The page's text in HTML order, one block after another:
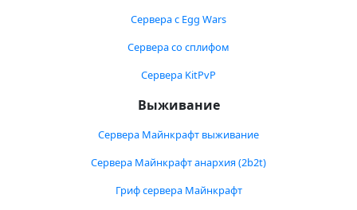
Сервера с Egg Wars
Сервера со сплифом
Сервера KitPvP
Выживание
Сервера Майнкрафт выживание
Сервера Майнкрафт анархия (2b2t)
Гриф сервера Майнкрафт